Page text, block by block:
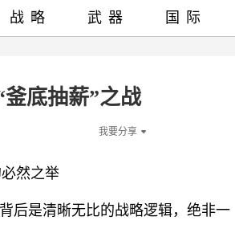
底抽薪”之战
我要分享
然之举
后是清晰无比的战略逻辑，绝非一
战略 武器 国际